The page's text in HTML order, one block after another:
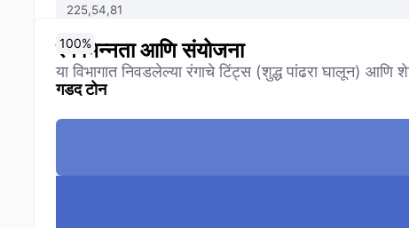
रंग भिन्नता आणि संयोजना
या विभागात निवडलेल्या रंगाचे टिंट्स (शुद्ध पांढरा घालून)
गडद टोन
0%
10%
20%
30%
40%
50%
60%
70%
80%
90%
100%